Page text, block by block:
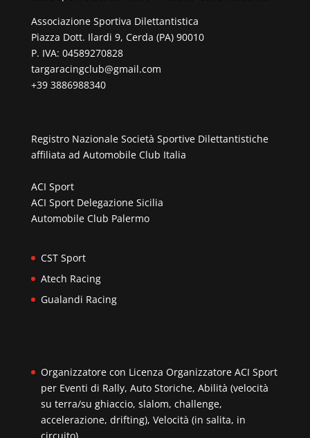
Associazione Sportiva Dilettantistica
Piazza Dott. Ilardi 9, Cerda (PA) 90010
P. IVA: 04589270828
targaracingclub@gmail.com
+39 3886988340
Registro Nazionale Società Sportive Dilettantistiche
affiliata ad Automobile Club Italia
ACI Sport
ACI Sport Delegazione Sicilia
Automobile Club Palermo
CST Sport
Atech Racing
Gualandi Racing
Organizzatore con Licenza Organizzatore ACI Sport
per Eventi di Rally, Auto Storiche, Abilità (velocità
su terra/su ghiaccio, slalom, challenge,
accelerazione, drifting), Velocità (in salita, in